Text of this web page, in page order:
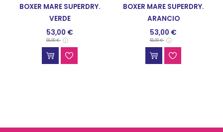
BOXER MARE SUPERDRY.
VERDE
COSTUMI
53,00 €
66,00 €
BOXER MARE SUPERDRY.
ARANCIO
COSTUMI
53,00 €
66,00 €